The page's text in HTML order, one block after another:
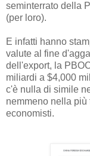
seminterrato della
(per loro).
E infatti hanno
valute al fine
dell'export, la
miliardi a $4,000
c'è nulla di simile
nemmeno nella
economisti.